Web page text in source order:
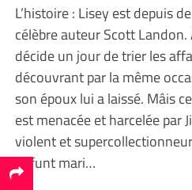
L’histoire : Lisey est depuis
célèbre auteur Scott Landon.
décide un jour de trier les
découvrant par la même
son époux lui a laissé. Mâis
est menacée et harcelée par
violent et
défunt mari…